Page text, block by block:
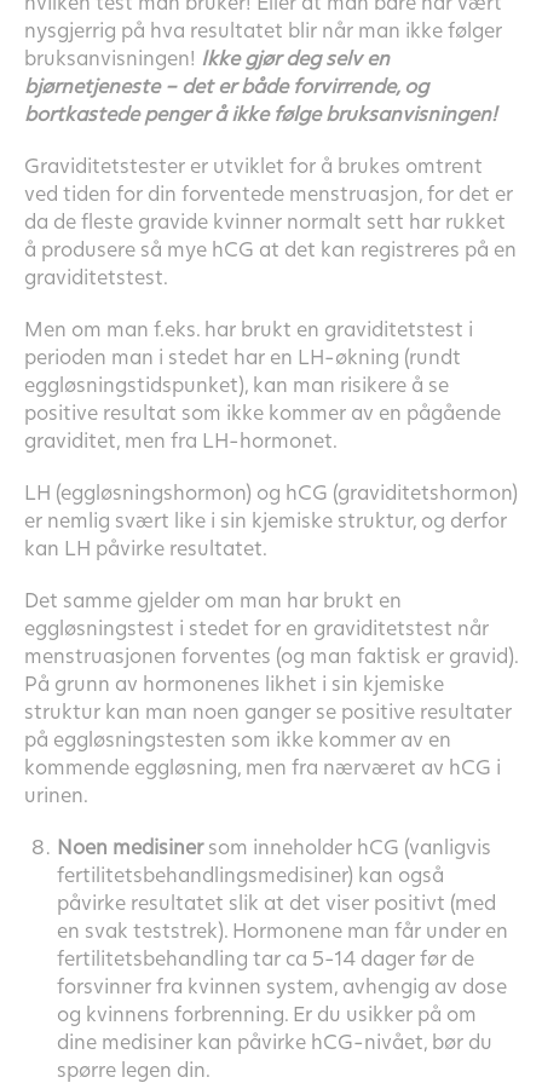
nysgjerrig på hva resultatet blir når man ikke følger
bruksanvisningen! Ikke gjør deg selv en
bjørnetjeneste – det er både forvirrende, og
bortkastede penger å ikke følge bruksanvisningen!
Graviditetstester er utviklet for å brukes omtrent
ved tiden for din forventede menstruasjon, for det er
da de fleste gravide kvinner normalt sett har rukket
å produsere så mye hCG at det kan registreres på en
graviditetstest.
Men om man f.eks. har brukt en graviditetstest i
perioden man i stedet har en LH-økning (rundt
eggløsningstidspunket), kan man risikere å se
positive resultat som ikke kommer av en pågående
graviditet, men fra LH-hormonet.
LH (eggløsningshormon) og hCG (graviditetshormon)
er nemlig svært like i sin kjemiske struktur, og derfor
kan LH påvirke resultatet.
Det samme gjelder om man har brukt en
eggløsningstest i stedet for en graviditetstest når
menstruasjonen forventes (og man faktisk er gravid).
På grunn av hormonenes likhet i sin kjemiske
struktur kan man noen ganger se positive resultater
på eggløsningstesten som ikke kommer av en
kommende eggløsning, men fra nærværet av hCG i
urinen.
Noen medisinersom inneholder hCG (vanligvis
fertilitetsbehandlingsmedisiner) kan også
påvirke resultatet slik at det viser positivt (med
en svak teststrek). Hormonene man får under en
fertilitetsbehandling tar ca 5-14 dager før de
forsvinner fra kvinnen system, avhengig av dose
og kvinnens forbrenning. Er du usikker på om
dine medisiner kan påvirke hCG-nivået, bør du
spørre legen din.